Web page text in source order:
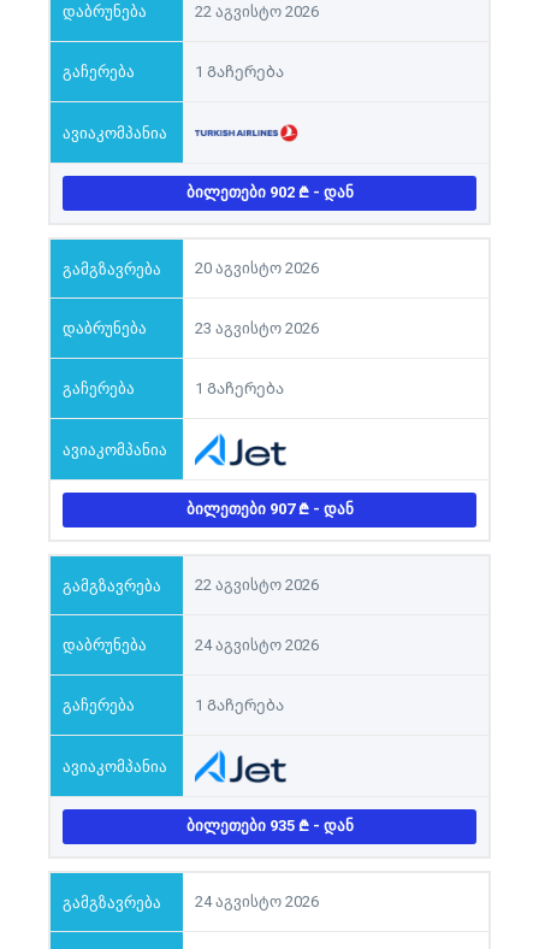
22 აგვისტო 2026
1 Გაჩერება
ᲑᲘᲚᲔᲗᲔᲑᲘ 902 - ᲓᲐᲜ
20 აგვისტო 2026
23 აგვისტო 2026
1 Გაჩერება
ᲑᲘᲚᲔᲗᲔᲑᲘ 907 - ᲓᲐᲜ
22 აგვისტო 2026
24 აგვისტო 2026
1 Გაჩერება
ᲑᲘᲚᲔᲗᲔᲑᲘ 935 - ᲓᲐᲜ
24 აგვისტო 2026